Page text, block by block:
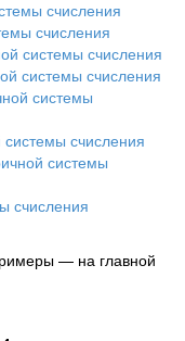
счисления
счисления
системы счисления
системы счисления
системы
счисления
системы
счисления
— на главной